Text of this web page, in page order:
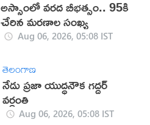
అస్సాంలో వ‌ర‌ద బీభ‌త్సం.. 95కి
చేరిన మ‌ర‌ణాల సంఖ్య‌
Aug 06, 2026, 05:08 IST
తెలంగాణ
నేడు ప్రజా యుద్ధనౌక గద్దర్
వర్ధంతి
Aug 06, 2026, 05:08 IST